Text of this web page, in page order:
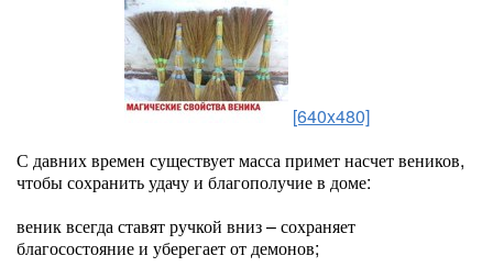
[640x480]
С давних времен существует масса примет насчет веников,
чтобы сохранить удачу и благополучие в доме:
веник всегда ставят ручкой вниз – сохраняет
благосостояние и уберегает от демонов;